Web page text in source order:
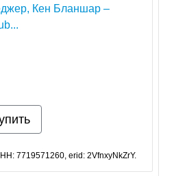
Кен Бланшар –
7719571260, erid: 2VfnxyNkZrY.